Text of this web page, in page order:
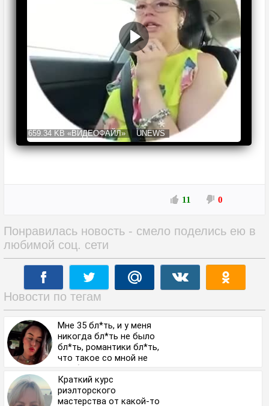
659.34 KB «ВИДЕОФАЙЛ» UNEWS
11 0
Понравилась новость - смело поделись ею в
любимой соц. сети
Новости по тегам
Мне 35 бл*ть, и у меня
никогда бл*ть не было
бл*ть, романтики бл*ть,
что такое со мной не
так бл*ть?
Краткий курс
риэлторского
мастерства от какой-то